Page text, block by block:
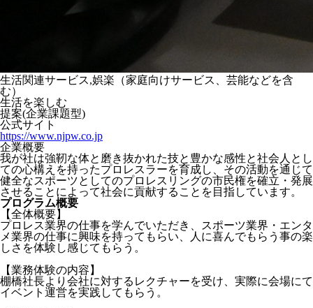
生活関連サービス,娯楽（家庭向けサービス、芸能などを含
む）
生活を楽しむ
提案(企業課題型)
公式サイト
https://www.njpw.co.jp
企業概要
我が社は強靭な体と磨き抜かれた技と豊かな感性と社会人とし
ての心構えを持ったプロレスラーを育成し、その活動を通じて
健全なスポーツとしてのプロレスリングの市民権を確立・発展
させることによって社会に貢献することを目指しています。
プログラム概要
【全体概要】
プロレス業界の仕事を学んでいただき、スポーツ業界・エンタ
メ業界の仕事に興味を持ってもらい、人に喜んでもらう事の楽
しさを体験し感じてもらう。
【業務体験の内容】
棚橋社長より会社に対するレクチャーを受け、実際に会場にて
イベント運営を実践してもらう。